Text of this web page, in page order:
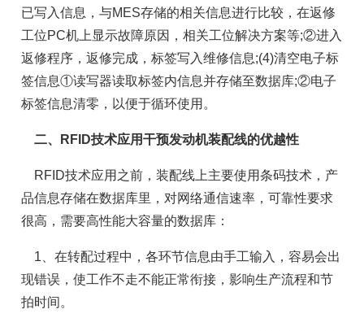
已写入信息，与MES存储的相关信息进行比较，在返修
工位PC机上显示故障原因，相关工位解决方案等;②进入
返修程序，返修完成，标签写入维修信息;(4)清空电子标
签信息①读写器读取标签内信息并存储至数据库;②电子
标签信息清零，以便于循环使用。
二、RFID技术应用干预发动机装配线的优越性
RFID技术应用之前，装配线上主要使用条码技术，产
品信息存储在数据库里，对网络通信速率，可靠性要求
很高，需要高性能大容量的数据库：
1、在转配过程中，各环节信息由手工输入，容易会出
现错误，使工作不走不能正常衔接，影响生产流程和节
拍时间。